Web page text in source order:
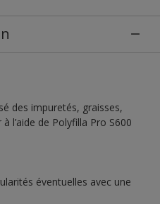
des impuretés, graisses,
l’aide de Polyfilla Pro S600
éventuelles avec une